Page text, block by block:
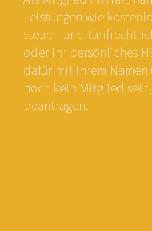
Leistungen wie
steuer- und
oder Ihr persönliches
dafür mit Ihrem Namen
noch kein Mitglied
beantragen.